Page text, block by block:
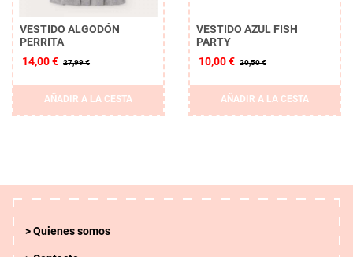
VESTIDO ALGODÓN
PERRITA
14,00 € 27,99 €
AÑADIR A LA CESTA
VESTIDO AZUL FISH
PARTY
10,00 € 20,50 €
AÑADIR A LA CESTA
Quienes somos